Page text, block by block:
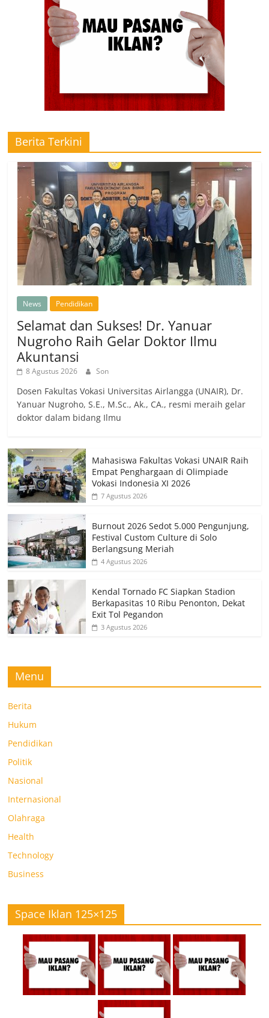
Berita Terkini
News Pendidikan
Selamat dan Sukses! Dr. Yanuar
Nugroho Raih Gelar Doktor Ilmu
Akuntansi
8 Agustus 2026 Son
Dosen Fakultas Vokasi Universitas Airlangga (UNAIR), Dr.
Yanuar Nugroho, S.E., M.Sc., Ak., CA., resmi meraih gelar
doktor dalam bidang Ilmu
Mahasiswa Fakultas Vokasi UNAIR Raih
Empat Penghargaan di Olimpiade
Vokasi Indonesia XI 2026
7 Agustus 2026
Burnout 2026 Sedot 5.000 Pengunjung,
Festival Custom Culture di Solo
Berlangsung Meriah
4 Agustus 2026
Kendal Tornado FC Siapkan Stadion
Berkapasitas 10 Ribu Penonton, Dekat
Exit Tol Pegandon
3 Agustus 2026
Menu
Berita
Hukum
Pendidikan
Politik
Nasional
Internasional
Olahraga
Health
Technology
Business
Space Iklan 125×125